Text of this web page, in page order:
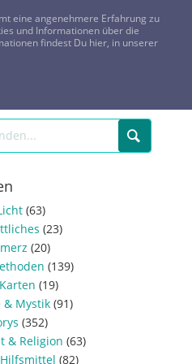
ANRUFEN: 0800-8478266
REGISTRIEREN
(63)
(23)
(20)
(139)
(19)
& Mystik (91)
(352)
& Religion (63)
(82)
eine angenehmere Erfahrung zu
und Informationen über die
findest Du hier, in unserer